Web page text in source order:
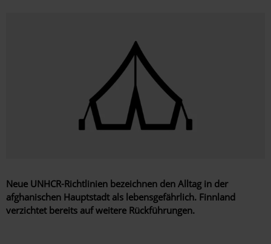
Neue UNHCR-Richtlinien bezeichnen den Alltag in der
afghanischen Hauptstadt als lebensgefährlich. Finnland
verzichtet bereits auf weitere Rückführungen.